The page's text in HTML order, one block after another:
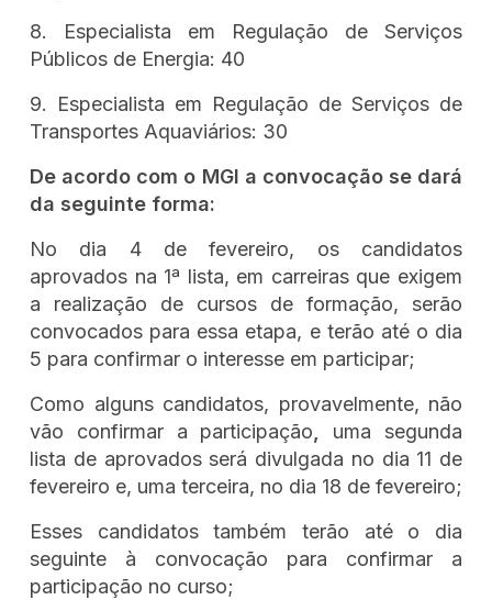
8. Especialista em Regulação de Serviços
Públicos de Energia: 40
9. Especialista em Regulação de Serviços de
Transportes Aquaviários: 30
De acordo com o MGI a convocação se dará
da seguinte forma:
No dia 4 de fevereiro, os candidatos
aprovados na 1ª lista, em carreiras que exigem
a realização de cursos de formação, serão
convocados para essa etapa, e terão até o dia
5 para confirmar o interesse em participar;
Como alguns candidatos, provavelmente, não
vão confirmar a participação,
uma segunda
lista de aprovados será divulgada no dia 11 de
fevereiro e, uma terceira, no dia 18 de fevereiro;
Esses candidatos também terão até o dia
seguinte à convocação para confirmar a
participação no curso;